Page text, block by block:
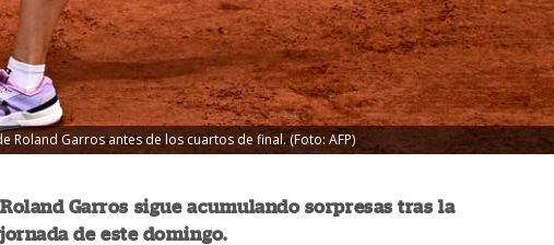
Roland Garros antes de los cuartos de final. (Foto: AFP)
Roland Garros sigue acumulando sorpresas tras la
jornada de este domingo.